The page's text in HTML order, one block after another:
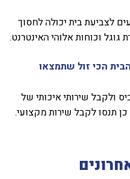
לצביעת בית יכולה לחסוך
וכוחות אלוהי האינטרנט.
הכי זול שתמצאו
ולקבל שירותי איכותי של
תנסו לקבל שירות מקצועי.